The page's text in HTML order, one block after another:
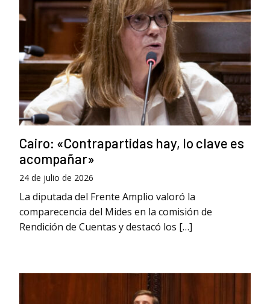
Cairo: «Contrapartidas hay, lo clave es
acompañar»
24 de julio de 2026
La diputada del Frente Amplio valoró la
comparecencia del Mides en la comisión de
Rendición de Cuentas y destacó los […]